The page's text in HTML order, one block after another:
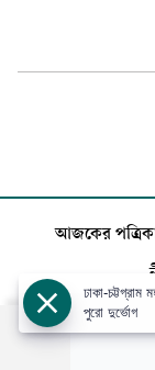
আজকের
ঢাকা-
পুরো দুর্ভোগ